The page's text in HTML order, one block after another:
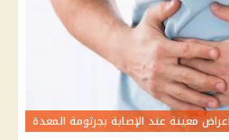
معينة عند الإصابة بجرثومة المعدة